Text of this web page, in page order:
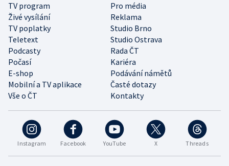
Instagram Facebook YouTube X Threads
TV program
Pro média
Živé vysílání
Reklama
TV poplatky
Studio Brno
Teletext
Studio Ostrava
Podcasty
Rada ČT
Počasí
Kariéra
E-shop
Podávání námětů
Mobilní a TV aplikace
Časté dotazy
Vše o ČT
Kontakty